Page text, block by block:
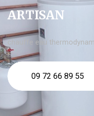
ARTISAN
chauffe eau
09 72 66 89 55